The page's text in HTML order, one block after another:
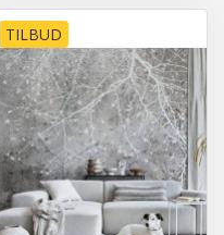
TILBUD